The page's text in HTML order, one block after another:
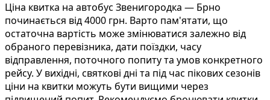
Ціна квитка на автобус Звенигородка — Брно
починається від 4000 грн. Варто пам'ятати, що
остаточна вартість може змінюватися залежно від
обраного перевізника, дати поїздки, часу
відправлення, поточного попиту та умов конкретного
рейсу. У вихідні, святкові дні та під час пікових сезонів
ціни на квитки можуть бути вищими через